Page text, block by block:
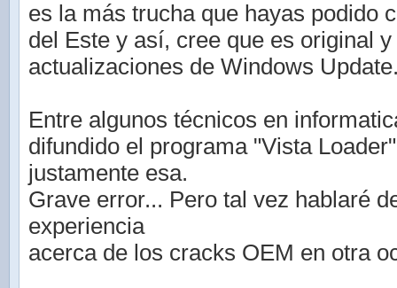
es la más trucha que hayas podido
del Este y así, cree que es original
actualizaciones de Windows
Entre algunos técnicos en
difundido el programa "Vista
justamente esa.
Grave error... Pero tal vez hablaré
experiencia
acerca de los cracks OEM en otra